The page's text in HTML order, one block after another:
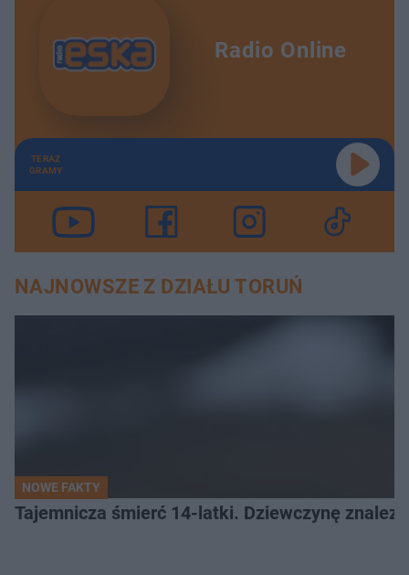
Radio Online
TERAZ
GRAMY
NAJNOWSZE Z DZIAŁU TORUŃ
NOWE FAKTY
Tajemnicza śmierć 14-latki. Dziewczynę